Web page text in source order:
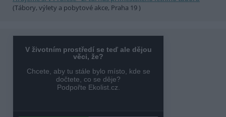
(Tábory, výlety a pobytové akce, Praha 19 )